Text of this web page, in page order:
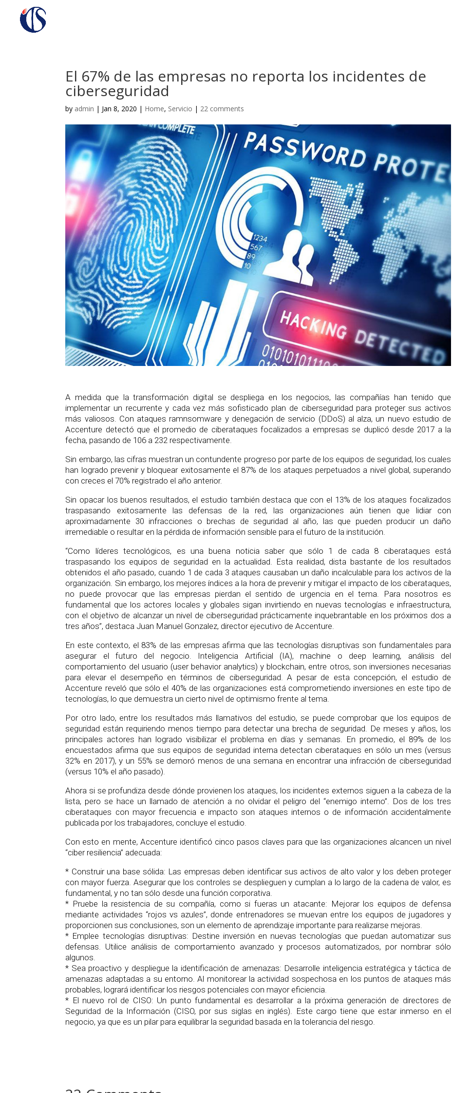
El 67% de las empresas no reporta los incidentes de
ciberseguridad
by admin | Jan 8, 2020 | Home, Servicio | 22 comments
A medida que la transformación digital se despliega en los negocios, las compañías han tenido que
implementar un recurrente y cada vez más sofisticado plan de ciberseguridad para proteger sus activos
más valiosos. Con ataques ramnsomware y denegación de servicio (DDoS) al alza, un nuevo estudio de
Accenture detectó que el promedio de ciberataques focalizados a empresas se duplicó desde 2017 a la
fecha, pasando de 106 a 232 respectivamente.
Sin embargo, las cifras muestran un contundente progreso por parte de los equipos de seguridad, los cuales
han logrado prevenir y bloquear exitosamente el 87% de los ataques perpetuados a nivel global, superando
con creces el 70% registrado el año anterior.
Sin opacar los buenos resultados, el estudio también destaca que con el 13% de los ataques focalizados
traspasando exitosamente las defensas de la red, las organizaciones aún tienen que lidiar con
aproximadamente 30 infracciones o brechas de seguridad al año, las que pueden producir un daño
irremediable o resultar en la pérdida de información sensible para el futuro de la institución.
“Como líderes tecnológicos, es una buena noticia saber que sólo 1 de cada 8 ciberataques está
traspasando los equipos de seguridad en la actualidad. Esta realidad, dista bastante de los resultados
obtenidos el año pasado, cuando 1 de cada 3 ataques causaban un daño incalculable para los activos de la
organización. Sin embargo, los mejores índices a la hora de prevenir y mitigar el impacto de los ciberataques,
no puede provocar que las empresas pierdan el sentido de urgencia en el tema. Para nosotros es
fundamental que los actores locales y globales sigan invirtiendo en nuevas tecnologías e infraestructura,
con el objetivo de alcanzar un nivel de ciberseguridad prácticamente inquebrantable en los próximos dos a
tres años”, destaca Juan Manuel Gonzalez, director ejecutivo de Accenture.
En este contexto, el 83% de las empresas afirma que las tecnologías disruptivas son fundamentales para
asegurar el futuro del negocio. Inteligencia Artificial (IA), machine o deep learning, análisis del
comportamiento del usuario (user behavior analytics) y blockchain, entre otros, son inversiones necesarias
para elevar el desempeño en términos de ciberseguridad. A pesar de esta concepción, el estudio de
Accenture reveló que sólo el 40% de las organizaciones está comprometiendo inversiones en este tipo de
tecnologías, lo que demuestra un cierto nivel de optimismo frente al tema.
Por otro lado, entre los resultados más llamativos del estudio, se puede comprobar que los equipos de
seguridad están requiriendo menos tiempo para detectar una brecha de seguridad. De meses y años, los
principales actores han logrado visibilizar el problema en días y semanas. En promedio, el 89% de los
encuestados afirma que sus equipos de seguridad interna detectan ciberataques en sólo un mes (versus
32% en 2017), y un 55% se demoró menos de una semana en encontrar una infracción de ciberseguridad
(versus 10% el año pasado).
Ahora si se profundiza desde dónde provienen los ataques, los incidentes externos siguen a la cabeza de la
lista, pero se hace un llamado de atención a no olvidar el peligro del “enemigo interno”. Dos de los tres
ciberataques con mayor frecuencia e impacto son ataques internos o de información accidentalmente
publicada por los trabajadores, concluye el estudio.
Con esto en mente, Accenture identificó cinco pasos claves para que las organizaciones alcancen un nivel
“ciber resiliencia” adecuada:
* Construir una base sólida: Las empresas deben identificar sus activos de alto valor y los deben proteger
con mayor fuerza. Asegurar que los controles se desplieguen y cumplan a lo largo de la cadena de valor, es
fundamental, y no tan sólo desde una función corporativa.
* Pruebe la resistencia de su compañía, como si fueras un atacante: Mejorar los equipos de defensa
mediante actividades “rojos vs azules”, donde entrenadores se muevan entre los equipos de jugadores y
proporcionen sus conclusiones, son un elemento de aprendizaje importante para realizarse mejoras.
* Emplee tecnologías disruptivas: Destine inversión en nuevas tecnologías que puedan automatizar sus
defensas. Utilice análisis de comportamiento avanzado y procesos automatizados, por nombrar sólo
algunos.
* Sea proactivo y despliegue la identificación de amenazas: Desarrolle inteligencia estratégica y táctica de
amenazas adaptadas a su entorno. Al monitorear la actividad sospechosa en los puntos de ataques más
probables, logrará identificar los riesgos potenciales con mayor eficiencia.
* El nuevo rol de CISO: Un punto fundamental es desarrollar a la próxima generación de directores de
Seguridad de la Información (CISO, por sus siglas en inglés). Este cargo tiene que estar inmerso en el
negocio, ya que es un pilar para equilibrar la seguridad basada en la tolerancia del riesgo.